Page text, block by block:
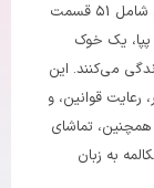
که تا کنون ۴ فصل از آن منتشر شده‌است. هر فصل شامل ۵1 قسمت
پپا، یک خوک
می‌کنند. این
قوانین، و
تماشای
به زبان